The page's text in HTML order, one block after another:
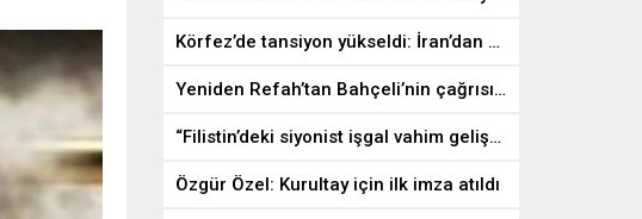
Körfez’de tansiyon yükseldi: İran’dan ABD üslerine misilleme
Yeniden Refah’tan Bahçeli’nin çağrısına destek
“Filistin’deki siyonist işgal vahim gelişmelere gebe”
Özgür Özel: Kurultay için ilk imza atıldı